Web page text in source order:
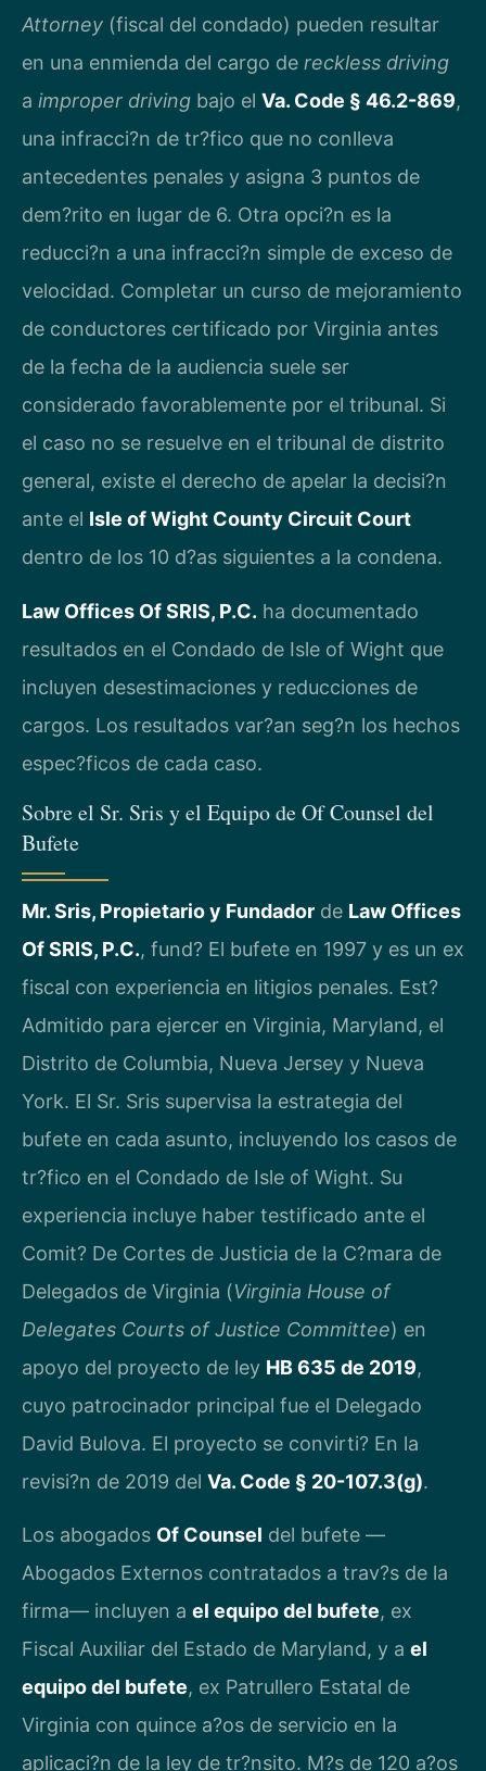
Attorney (fiscal del condado) pueden resultar
en una enmienda del cargo de reckless driving
a improper driving bajo el Va. Code § 46.2-869,
una infracci?n de tr?fico que no conlleva
antecedentes penales y asigna 3 puntos de
dem?rito en lugar de 6. Otra opci?n es la
reducci?n a una infracci?n simple de exceso de
velocidad. Completar un curso de mejoramiento
de conductores certificado por Virginia antes
de la fecha de la audiencia suele ser
considerado favorablemente por el tribunal. Si
el caso no se resuelve en el tribunal de distrito
general, existe el derecho de apelar la decisi?n
ante el Isle of Wight County Circuit Court
dentro de los 10 d?as siguientes a la condena.
Law Offices Of SRIS, P.C. ha documentado
resultados en el Condado de Isle of Wight que
incluyen desestimaciones y reducciones de
cargos. Los resultados var?an seg?n los hechos
espec?ficos de cada caso.
Sobre el Sr. Sris y el Equipo de Of Counsel del
Bufete
Mr. Sris, Propietario y Fundador de Law Offices
Of SRIS, P.C., fund? El bufete en 1997 y es un ex
fiscal con experiencia en litigios penales. Est?
Admitido para ejercer en Virginia, Maryland, el
Distrito de Columbia, Nueva Jersey y Nueva
York. El Sr. Sris supervisa la estrategia del
bufete en cada asunto, incluyendo los casos de
tr?fico en el Condado de Isle of Wight. Su
experiencia incluye haber testificado ante el
Comit? De Cortes de Justicia de la C?mara de
Delegados de Virginia (Virginia House of
Delegates Courts of Justice Committee) en
apoyo del proyecto de ley HB 635 de 2019,
cuyo patrocinador principal fue el Delegado
David Bulova. El proyecto se convirti? En la
revisi?n de 2019 del Va. Code § 20-107.3(g).
Los abogados Of Counsel del bufete —
Abogados Externos contratados a trav?s de la
firma— incluyen a el equipo del bufete, ex
Fiscal Auxiliar del Estado de Maryland, y a el
equipo del bufete, ex Patrullero Estatal de
Virginia con quince a?os de servicio en la
aplicaci?n de la ley de tr?nsito. M?s de 120 a?os